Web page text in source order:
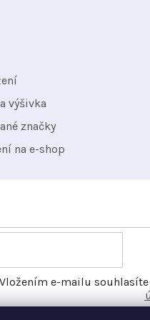
výšivka
značky
na e-shop
o nových
Vložením e-mailu souhlasíte